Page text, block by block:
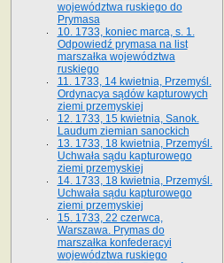
województwa ruskiego do
Prymasa
10. 1733, koniec marca, s. 1.
Odpowiedź prymasa na list
marszałka województwa
ruskiego
11. 1733, 14 kwietnia, Przemyśl.
Ordynacya sądów kapturowych
ziemi przemyskiej
12. 1733, 15 kwietnia, Sanok.
Laudum ziemian sanockich
13. 1733, 18 kwietnia, Przemyśl.
Uchwała sądu kapturowego
ziemi przemyskiej
14. 1733, 18 kwietnia, Przemyśl.
Uchwała sądu kapturowego
ziemi przemyskiej
15. 1733, 22 czerwca,
Warszawa. Prymas do
marszałka konfederacyi
województwa ruskiego